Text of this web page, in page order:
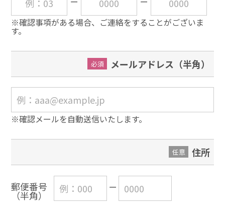
※確認事項がある場合、ご連絡をすることがございま
す。
メールアドレス（半角）
必須
※確認メールを自動送信いたします。
住所
任意
郵便番号
（半角）